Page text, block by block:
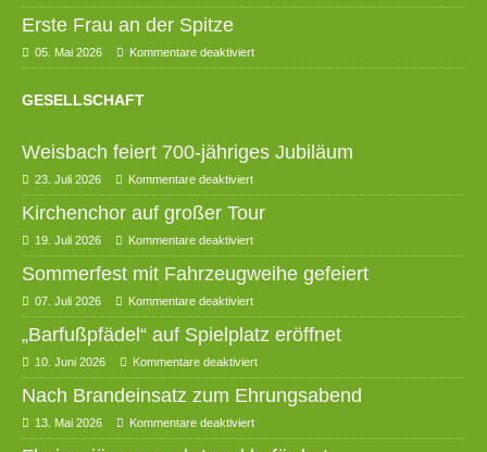
Erste Frau an der Spitze
05. Mai 2026 Kommentare deaktiviert
GESELLSCHAFT
Weisbach feiert 700-jähriges Jubiläum
23. Juli 2026 Kommentare deaktiviert
Kirchenchor auf großer Tour
19. Juli 2026 Kommentare deaktiviert
Sommerfest mit Fahrzeugweihe gefeiert
07. Juli 2026 Kommentare deaktiviert
„Barfußpfädel“ auf Spielplatz eröffnet
10. Juni 2026 Kommentare deaktiviert
Nach Brandeinsatz zum Ehrungsabend
13. Mai 2026 Kommentare deaktiviert